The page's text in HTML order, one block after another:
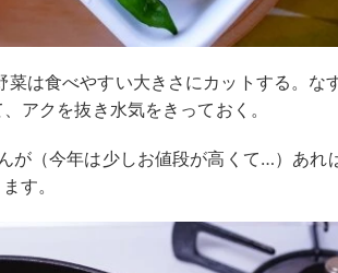
は食べやすい大きさにカットする。な
アクを抜き水気をきっておく。
が（今年は少しお値段が高くて…）あれ
す。